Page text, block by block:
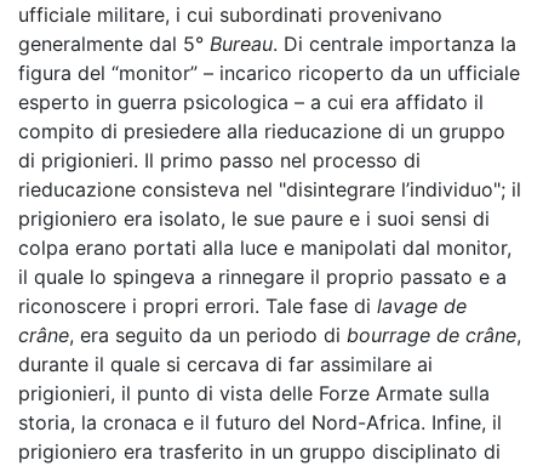
ufficiale militare, i cui subordinati provenivano
generalmente dal 5° Bureau. Di centrale importanza la
figura del “monitor” – incarico ricoperto da un ufficiale
esperto in guerra psicologica – a cui era affidato il
compito di presiedere alla rieducazione di un gruppo
di prigionieri. Il primo passo nel processo di
rieducazione consisteva nel "disintegrare l’individuo"; il
prigioniero era isolato, le sue paure e i suoi sensi di
colpa erano portati alla luce e manipolati dal monitor,
il quale lo spingeva a rinnegare il proprio passato e a
riconoscere i propri errori. Tale fase di lavage de
crâne, era seguito da un periodo di bourrage de crâne,
durante il quale si cercava di far assimilare ai
prigionieri, il punto di vista delle Forze Armate sulla
storia, la cronaca e il futuro del Nord-Africa. Infine, il
prigioniero era trasferito in un gruppo disciplinato di